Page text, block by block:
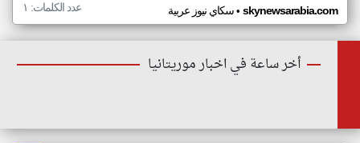
سكاي نيوز عربية• skynewsarabia.com عدد الكلمات: ١
أخر ساعة في اخبار موريتانيا